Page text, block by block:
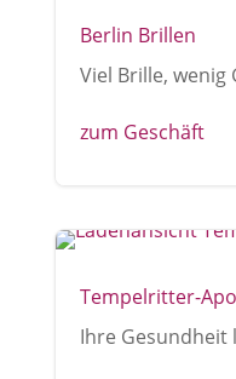
Berlin Brillen
Viel Brille, wenig
zum Geschäft
Tempelritter-
Ihre Gesundheit